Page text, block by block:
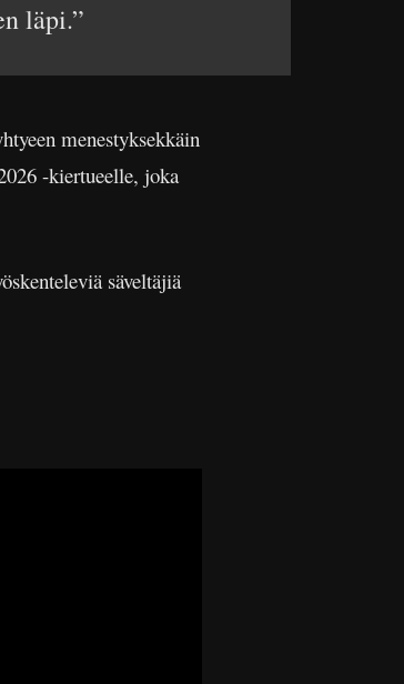
läpi.”
menestyksekkäin
-kiertueelle, joka
säveltäjiä